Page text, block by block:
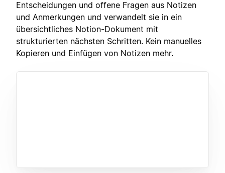
Entscheidungen und offene Fragen aus Notizen
und Anmerkungen und verwandelt sie in ein
übersichtliches Notion-Dokument mit
strukturierten nächsten Schritten. Kein manuelles
Kopieren und Einfügen von Notizen mehr.